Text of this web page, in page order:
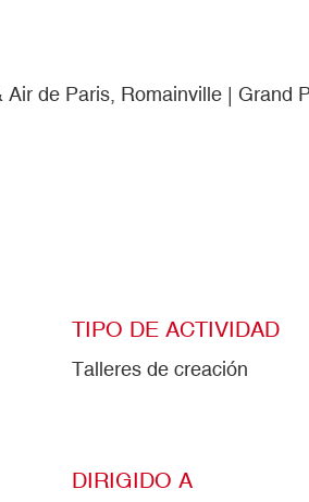
de Paris, Romainville | Grand
TIPO DE ACTIVIDAD
Talleres de creación
DIRIGIDO A